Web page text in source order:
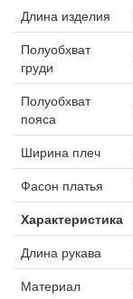
Длина изделия
Полуобхват
груди
Полуобхват
пояса
Ширина плеч
Фасон платья
Характеристика
Длина рукава
Материал